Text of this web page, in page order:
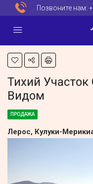
Позвоните нам:
Тихий
Видом
ПРОДАЖА
Лерос, Кулуки-